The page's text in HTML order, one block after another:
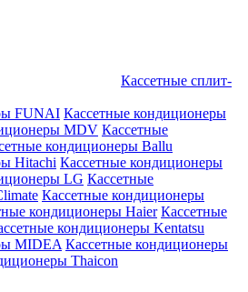
Кассетные сплит-
FUNAI Кассетные кондиционеры
MDV Кассетные
кондиционеры Ballu
Hitachi Кассетные кондиционеры
LG Кассетные
Кассетные кондиционеры
кондиционеры Haier Кассетные
кондиционеры Kentatsu
MIDEA Кассетные кондиционеры
Thaicon